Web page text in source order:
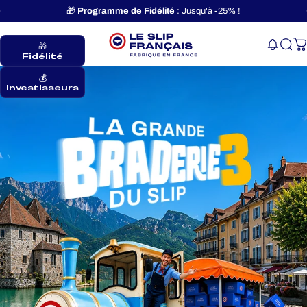
Passer au contenu
🎁 Programme de Fidélité : Jusqu'à -25% !
Diaporama Pause
Navigation Le Slip Français
🎁
Fidélité
💰
Investisseurs